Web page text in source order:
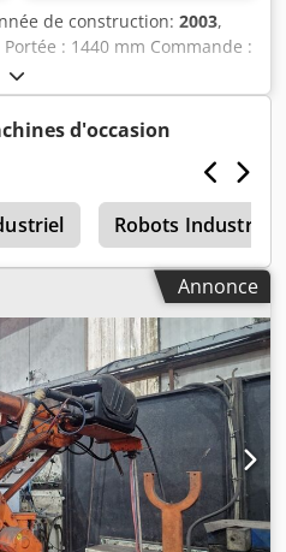
de construction: 2003,
: 1440 mm Commande :
: 5 kg Dcedpfx Asyu
d'occasion
Robots Industriels
Annonce